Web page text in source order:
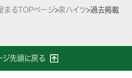
るTOPページ>泉ハイツ>過去掲載
ジ先頭に戻る